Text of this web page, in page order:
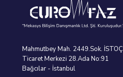
Mahmutbey Mah. 2449.Sok. İSTOÇ
Ticaret Merkezi 28.Ada No:91
Bağcılar - İstanbul